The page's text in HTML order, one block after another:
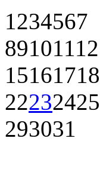
1234567
89101112
15161718
22232425
293031